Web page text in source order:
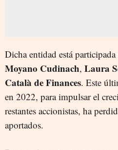
Dicha entidad está
Moyano Cudinach, Laura
Català de Finances. Este
en 2022, para impulsar el
restantes accionistas, ha
aportados.